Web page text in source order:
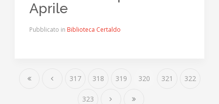
Aprile
Pubblicato in Biblioteca Certaldo
317 318 319 320 321 322
323